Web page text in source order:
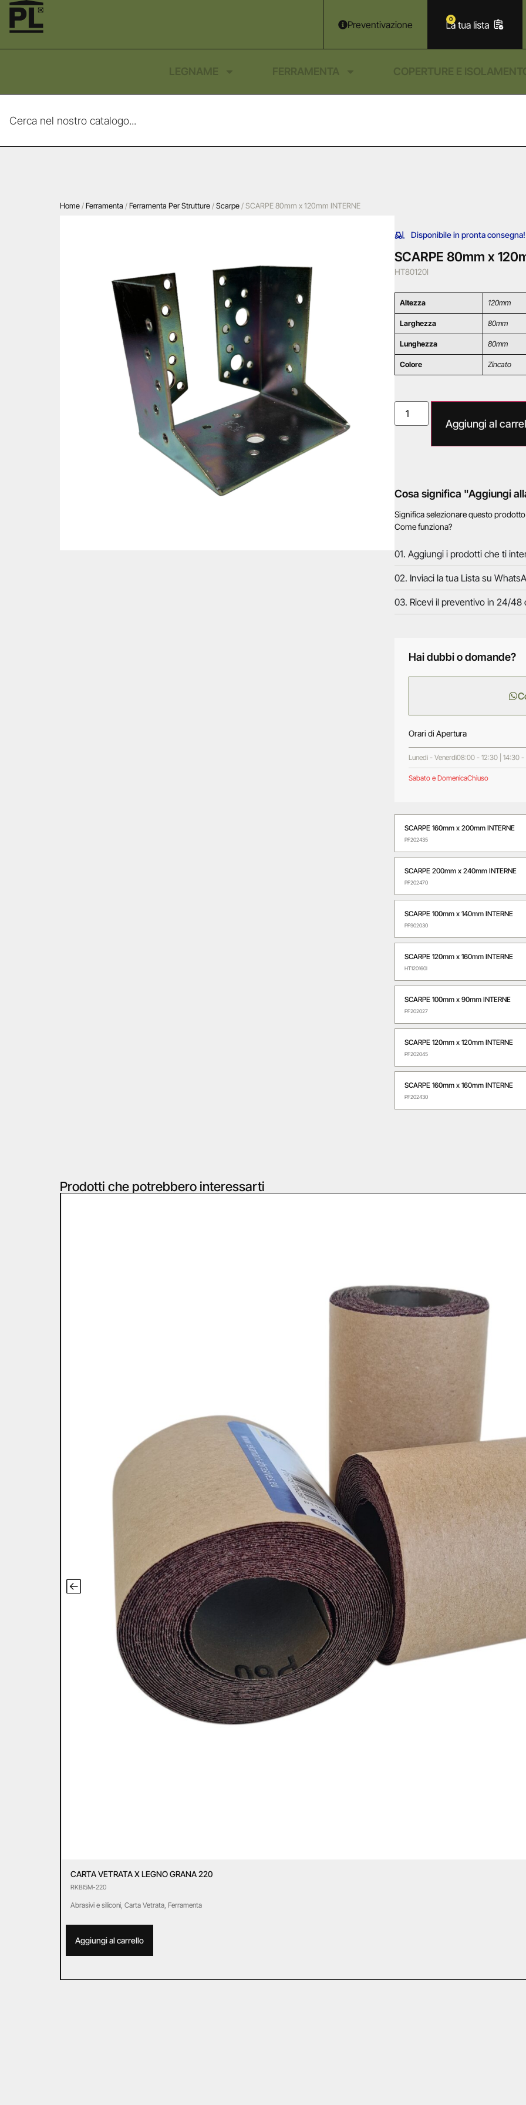
Preventivazione 0
LEGNAME FERRAMENTA COPERTURE E
Home /Ferramenta /Ferramenta Per Strutture /Scarpe / SCARPE 80mm x 120mm INTERNE
Disponibile in pronta consegna!
SCARPE 80mm x
HT80120I
Altezza 120mm
Larghezza 80mm
Lunghezza 80mm
Colore Zincato
Aggiungi al
Cosa significa "Aggiungi
Significa selezionare questo
Come funziona?
01. Aggiungi i prodotti che ti
02. Inviaci la tua Lista su
03. Ricevi il preventivo in 24/48
Hai dubbi o domande?
Orari di Apertura
Lunedì - Venerdì08:00 - 12:30 | 14:30 -
Sabato e DomenicaChiuso
SCARPE 160mm x 200mm INTERNE
PF202435
SCARPE 200mm x 240mm INTERNE
PF202470
SCARPE 100mm x 140mm INTERNE
PF902030
SCARPE 120mm x 160mm INTERNE
HT120160I
SCARPE 100mm x 90mm INTERNE
PF202027
SCARPE 120mm x 120mm INTERNE
PF202045
SCARPE 160mm x 160mm INTERNE
PF202430
Prodotti che potrebbero interessarti
CARTA VETRATA X LEGNO GRANA 220
RKBI5M-220
Abrasivi e siliconi, Carta Vetrata, Ferramenta
Aggiungi al carrello